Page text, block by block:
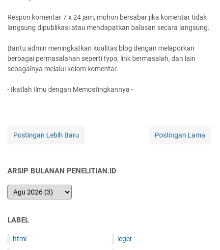
Respon komentar 7 x 24 jam, mohon bersabar jika komentar tidak
langsung dipublikasi atau mendapatkan balasan secara langsung.
Bantu admin meningkatkan kualitas blog dengan melaporkan
berbagai permasalahan seperti typo, link bermasalah, dan lain
sebagainya melalui kolom komentar.
- Ikatlah Ilmu dengan Memostingkannya -
Postingan Lebih Baru Postingan Lama
ARSIP BULANAN PENELITIAN.ID
LABEL
html
leger